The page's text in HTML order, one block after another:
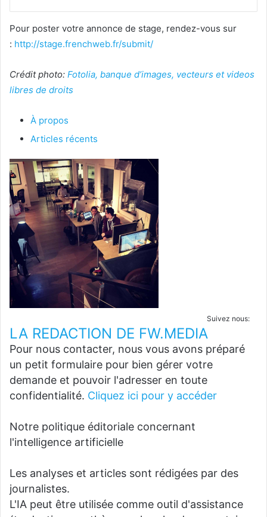
Pour poster votre annonce de stage, rendez-vous sur
: http://stage.frenchweb.fr/submit/
Crédit photo: Fotolia, banque d’images, vecteurs et videos
libres de droits
À propos
Articles récents
Suivez nous:
LA REDACTION DE FW.MEDIA
Pour nous contacter, nous vous avons préparé
un petit formulaire pour bien gérer votre
demande et pouvoir l'adresser en toute
confidentialité. Cliquez ici pour y accéder
Notre politique éditoriale concernant
l'intelligence artificielle
Les analyses et articles sont rédigées par des
journalistes.
L'IA peut être utilisée comme outil d'assistance